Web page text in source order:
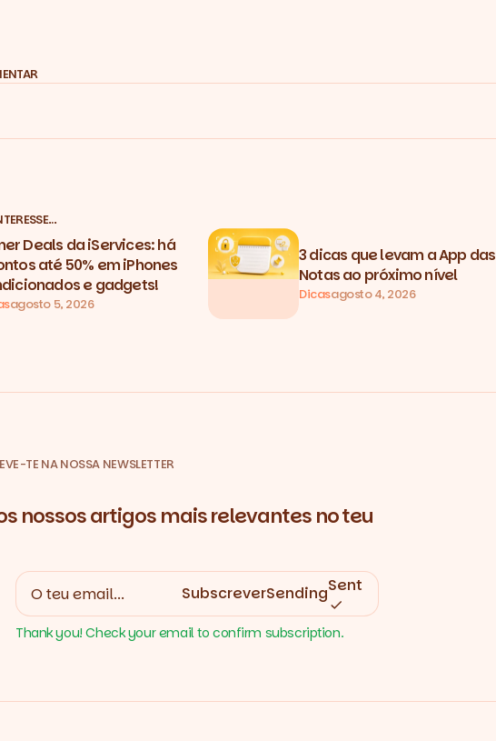
Deals da iServices: há
até 50% em iPhones
e gadgets!
agosto 5, 2026
3 dicas que levam a App das
Notas ao próximo nível
Dicasagosto 4, 2026
TE NA NOSSA NEWSLETTER
nossos artigos mais relevantes no teu
SubscreverSendingSent
Thank you! Check your email to confirm subscription.